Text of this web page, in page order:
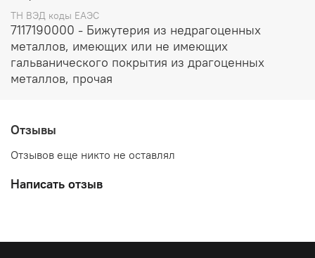
(английское серебро).
Комплект – подвеска и шрурок.
ТН ВЭД коды ЕАЭС
7117190000 - Бижутерия из недрагоценных
металлов, имеющих или не имеющих
гальванического покрытия из драгоценных
металлов, прочая
Отзывы
Отзывов еще никто не оставлял
Написать отзыв